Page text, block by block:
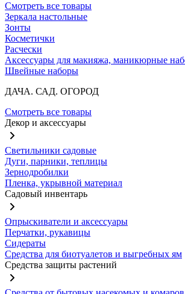
Смотреть все товары
Зеркала настольные
Зонты
Косметички
Расчески
Аксессуары для макияжа, маникюрные
Швейные наборы
ДАЧА. САД. ОГОРОД
Смотреть все товары
Декор и аксессуары
Светильники садовые
Дуги, парники, теплицы
Зернодробилки
Пленка, укрывной материал
Садовый инвентарь
Опрыскиватели и аксессуары
Перчатки, рукавицы
Сидераты
Средства для биотуалетов и выгребных ям
Средства защиты растений